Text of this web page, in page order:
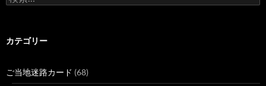
索:
カテゴリー
ご当地迷路カード (68)